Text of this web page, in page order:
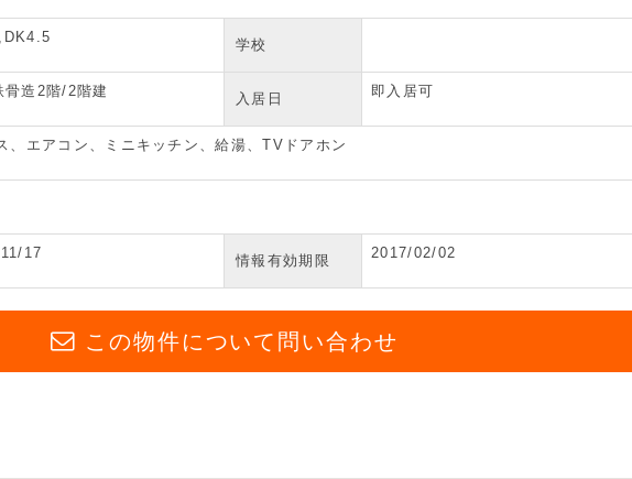
学校
骨造2階/2階建 入居日 即入居可
、エアコン、ミニキッチン、給湯、TVドアホン
17 情報有効期限 2017/02/02
この物件について問い合わせ